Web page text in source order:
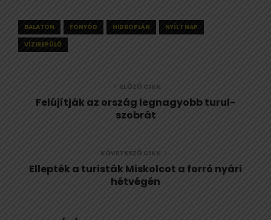
BALATON FONYÓD HIDROPLÁN
NYÍLT NAP
VÍZIREPÜLŐ
ELŐZŐ CIKK
Felújítják az ország legnagyobb turul-
szobrát
KÖVETKEZŐ CIKK
Ellepték a turisták Miskolcot a forró nyári
hétvégén